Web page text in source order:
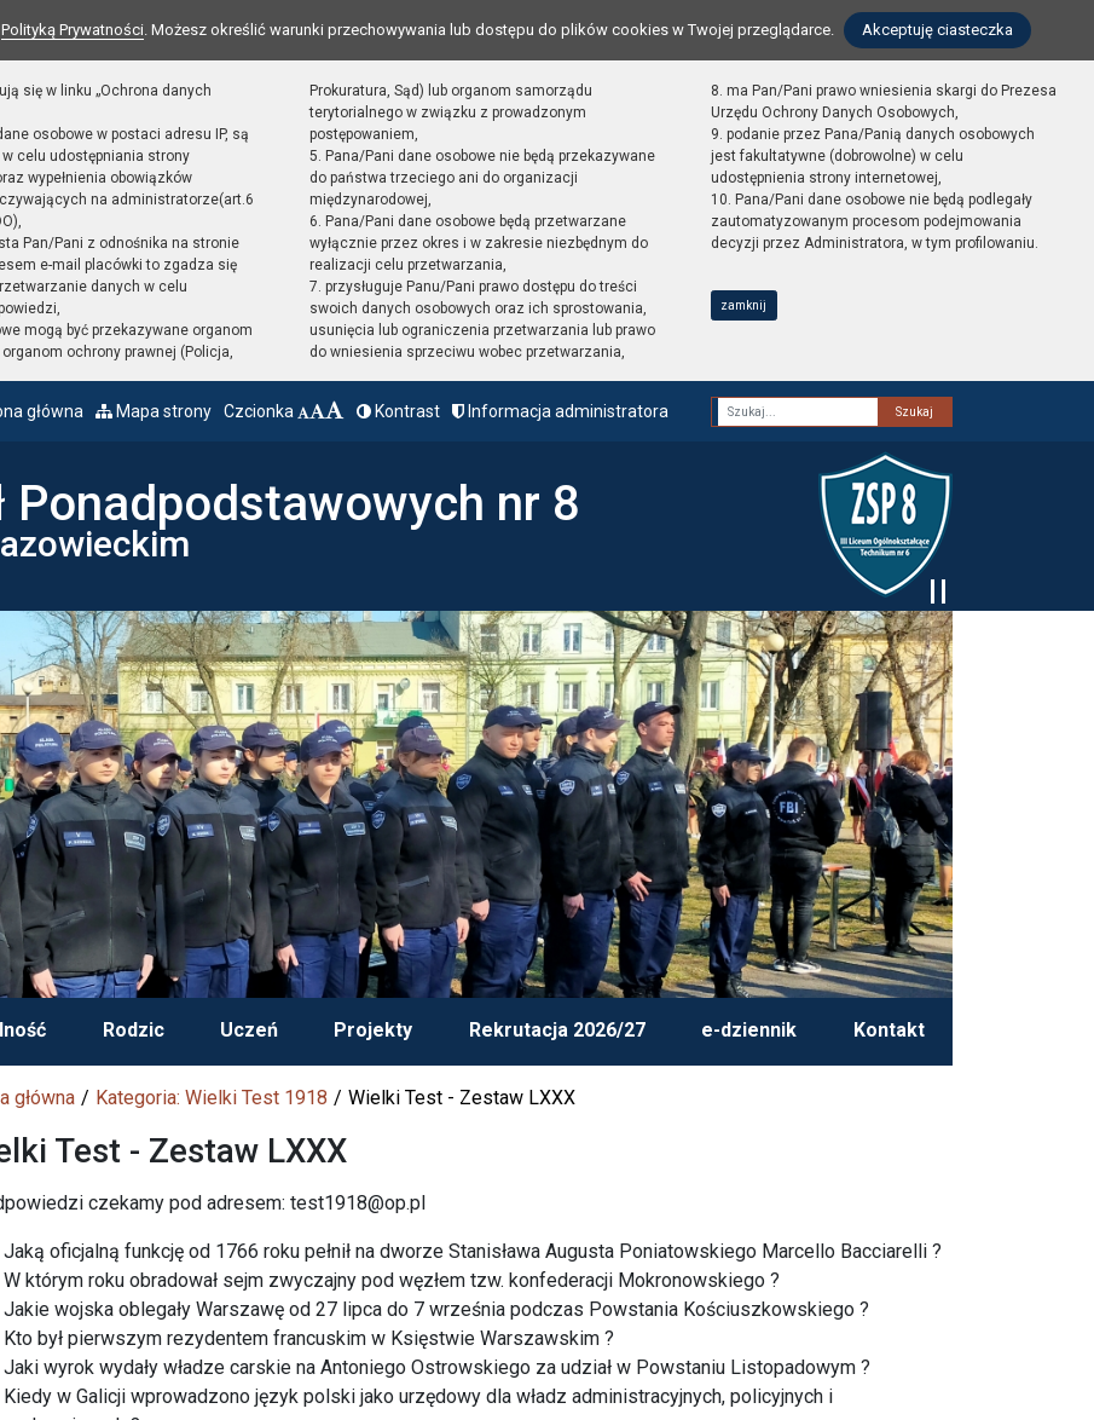
Polityką Prywatności. Możesz określić warunki przechowywania lub dostępu do plików cookies w Twojej przeglądarce. Akceptuję ciasteczka
się w linku „Ochrona danych
osobowe w postaci adresu IP, są
celu udostępniania strony
wypełnienia obowiązków
na administratorze(art.6
Pan/Pani z odnośnika na stronie
e-mail placówki to zgadza się
danych w celu
mogą być przekazywane organom
ochrony prawnej (Policja,
Prokuratura, Sąd) lub organom samorządu
terytorialnego w związku z prowadzonym
postępowaniem,
5. Pana/Pani dane osobowe nie będą przekazywane
do państwa trzeciego ani do organizacji
międzynarodowej,
6. Pana/Pani dane osobowe będą przetwarzane
wyłącznie przez okres i w zakresie niezbędnym do
realizacji celu przetwarzania,
7. przysługuje Panu/Pani prawo dostępu do treści
swoich danych osobowych oraz ich sprostowania,
usunięcia lub ograniczenia przetwarzania lub prawo
do wniesienia sprzeciwu wobec przetwarzania,
8. ma Pan/Pani prawo wniesienia skargi do Prezesa
Urzędu Ochrony Danych Osobowych,
9. podanie przez Pana/Panią danych osobowych
jest fakultatywne (dobrowolne) w celu
udostępnienia strony internetowej,
10. Pana/Pani dane osobowe nie będą podlegały
zautomatyzowanym procesom podejmowania
decyzji przez Administratora, w tym profilowaniu.
zamknij
główna Mapa strony Czcionka Kontrast Informacja administratora
Fraza
Ponadpodstawowych nr 8
Rodzic Uczeń Projekty Rekrutacja 2026/27 e-dziennik Kontakt
główna Kategoria: Wielki Test 1918 Wielki Test - Zestaw LXXX
Test - Zestaw LXXX
czekamy pod adresem: test1918@op.pl
Jaką oficjalną funkcję od 1766 roku pełnił na dworze Stanisława Augusta Poniatowskiego Marcello Bacciarelli ?
W którym roku obradował sejm zwyczajny pod węzłem tzw. konfederacji Mokronowskiego ?
Jakie wojska oblegały Warszawę od 27 lipca do 7 września podczas Powstania Kościuszkowskiego ?
Kto był pierwszym rezydentem francuskim w Księstwie Warszawskim ?
Jaki wyrok wydały władze carskie na Antoniego Ostrowskiego za udział w Powstaniu Listopadowym ?
Kiedy w Galicji wprowadzono język polski jako urzędowy dla władz administracyjnych, policyjnych i